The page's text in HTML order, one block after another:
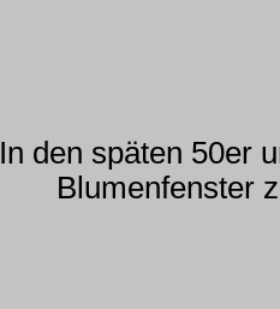
In den späten 50er
Blumenfenster